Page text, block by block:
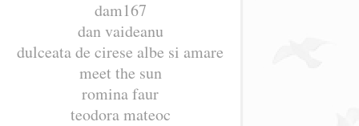
dam167
dan vaideanu
dulceata de cirese albe si amare
meet the sun
romina faur
teodora mateoc